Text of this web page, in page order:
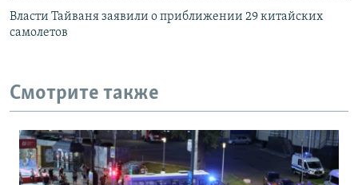
Власти Тайваня заявили о приближении 29 китайских
самолетов
Смотрите также